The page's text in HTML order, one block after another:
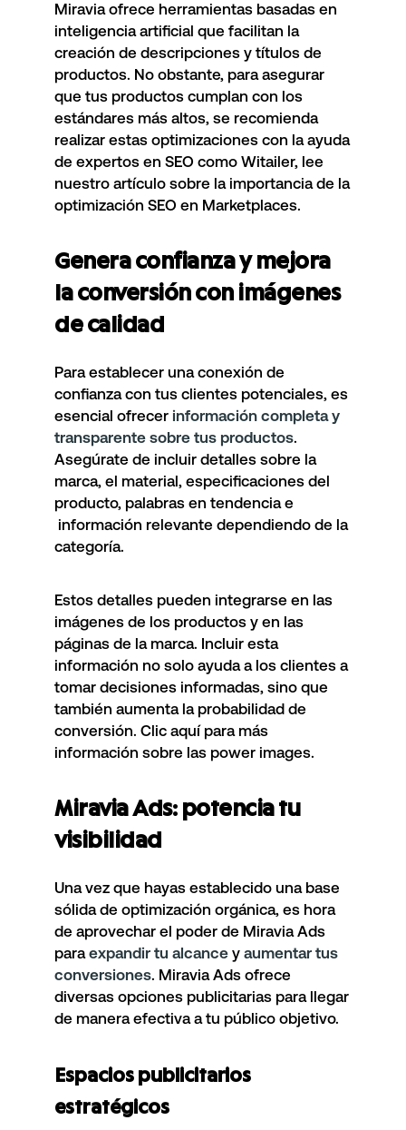
Miravia ofrece herramientas basadas en
inteligencia artificial que facilitan la
creación de descripciones y títulos de
productos. No obstante, para asegurar
que tus productos cumplan con los
estándares más altos, se recomienda
realizar estas optimizaciones con la ayuda
de expertos en SEO como Witailer, lee
nuestro artículo sobre la importancia de la
optimización SEO en Marketplaces.
Genera confianza y mejora
la conversión con imágenes
de calidad
Para establecer una conexión de
confianza con tus clientes potenciales, es
esencial ofrecer información completa y
transparente sobre tus productos.
Asegúrate de incluir detalles sobre la
marca, el material, especificaciones del
producto, palabras en tendencia e
información relevante dependiendo de la
categoría.
Estos detalles pueden integrarse en las
imágenes de los productos y en las
páginas de la marca. Incluir esta
información no solo ayuda a los clientes a
tomar decisiones informadas, sino que
también aumenta la probabilidad de
conversión. Clic aquí para más
información sobre las power images.
Miravia Ads: potencia tu
visibilidad
Una vez que hayas establecido una base
sólida de optimización orgánica, es hora
de aprovechar el poder de Miravia Ads
paraexpandir tu alcance y aumentar tus
conversiones. Miravia Ads ofrece
diversas opciones publicitarias para llegar
de manera efectiva a tu público objetivo.
Espacios publicitarios
estratégicos